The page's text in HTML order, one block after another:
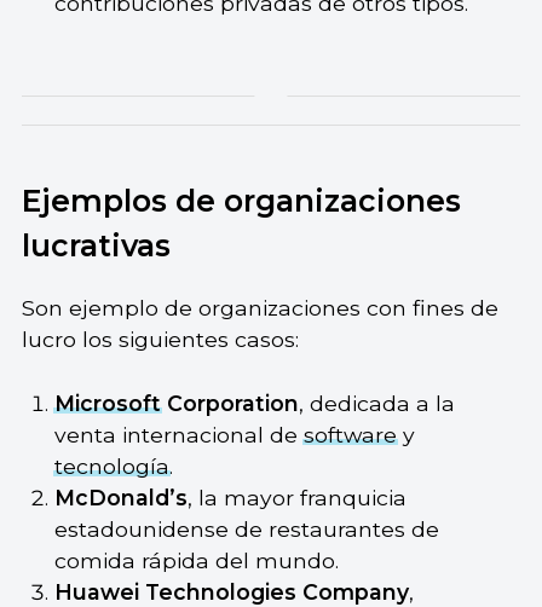
Ejemplos de organizaciones
lucrativas
Son ejemplo de organizaciones con fines de
lucro los siguientes casos:
MicrosoftCorporation, dedicada a la
venta internacional desoftwarey
tecnología.
McDonald’s, la mayor franquicia
estadounidense de restaurantes de
comida rápida del mundo.
Huawei Technologies Company,